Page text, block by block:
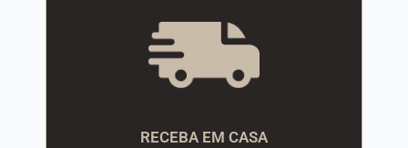
RECEBA EM CASA